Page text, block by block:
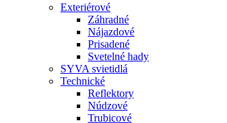
Exteriérové
Záhradné
Nájazdové
Prisadené
Svetelné hady
SYVA svietidlá
Technické
Reflektory
Núdzové
Trubicové